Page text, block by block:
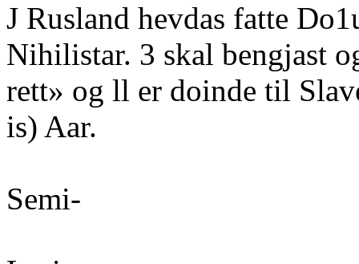
J Rusland hevdas fatte
Nihilistar. 3 skal bengjast
rett» og ll er doinde til
is) Aar.
Semi-